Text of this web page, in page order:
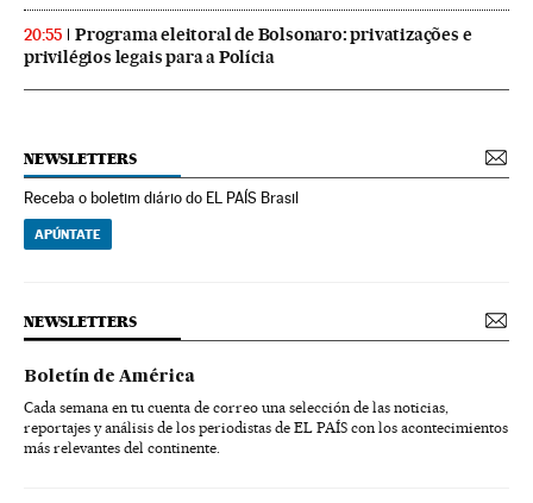
20:55
Programa eleitoral de Bolsonaro: privatizações e
privilégios legais para a Polícia
NEWSLETTERS
Receba o boletim diário do EL PAÍS Brasil
APÚNTATE
NEWSLETTERS
Boletín de América
Cada semana en tu cuenta de correo una selección de las noticias,
reportajes y análisis de los periodistas de EL PAÍS con los acontecimientos
más relevantes del continente.